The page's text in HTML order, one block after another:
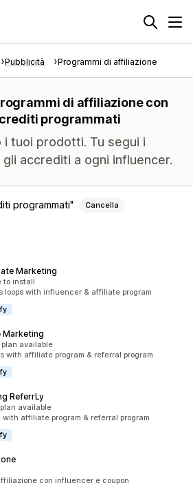
Pubblicità Programmi di affiliazione
di affiliazione con
programmati
tuoi prodotti. Tu segui i
accrediti a ogni influencer.
programmati Cancella
Marketing
to install
loops with influencer & affiliate program
Marketing
plan available
with affiliate program & referral program
ReferrLy
available
with affiliate program & referral program
con influencer e coupon